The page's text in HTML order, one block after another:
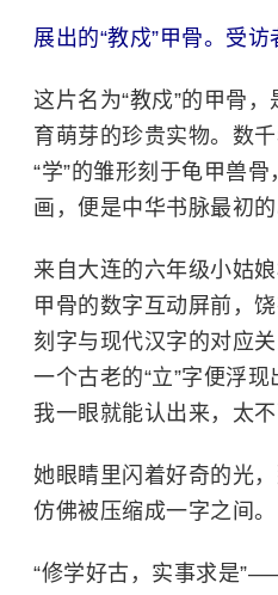
展出的“教戍”甲骨。受访
这片名为“教戍”的甲骨
育萌芽的珍贵实物。数
“学”的雏形刻于龟甲兽
画，便是中华书脉最初的
来自大连的六年级小姑
甲骨的数字互动屏前，
刻字与现代汉字的对应
一个古老的“立”字便浮现
我一眼就能认出来，太
她眼睛里闪着好奇的光
仿佛被压缩成一字之间。
“修学好古，实事求是